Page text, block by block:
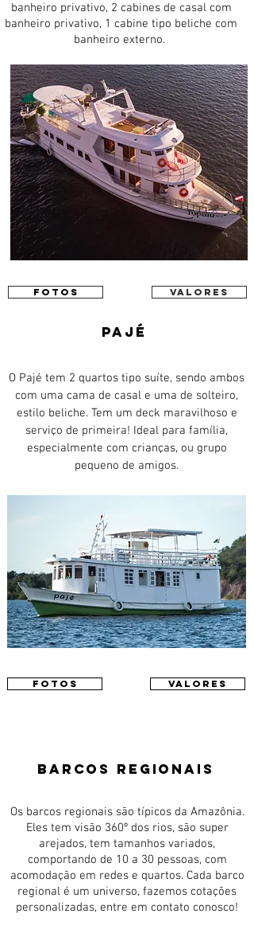
banheiro privativo, 2 cabines de casal com
banheiro privativo, 1 cabine tipo beliche com
banheiro externo.
fotos VALORES
Pajé
O Pajé tem 2 quartos tipo suíte, sendo ambos
com uma cama de casal e uma de solteiro,
estilo beliche. Tem um deck maravilhoso e
serviço de primeira! Ideal para família,
especialmente com crianças, ou grupo
pequeno de amigos.
FOTOS valores
BARCOs REGIONAIS
Os barcos regionais são típicos da Amazônia.
Eles tem visão 360º dos rios, são super
arejados, tem tamanhos variados,
comportando de 10 a 30 pessoas, com
acomodação em redes e quartos. Cada barco
regional é um universo, fazemos cotações
personalizadas, entre em contato conosco!